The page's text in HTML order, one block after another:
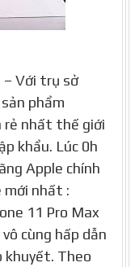
– Với trụ sở
phẩm
rẻ nhất thế giới
khẩu. Lúc 0h
Apple chính
mới nhất :
11 Pro Max
cùng hấp dẫn
khuyết. Theo